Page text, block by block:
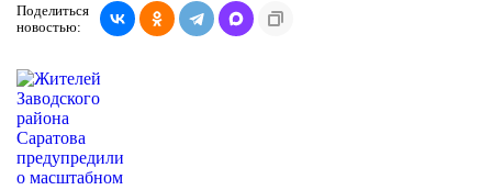
Поделиться
новостью: